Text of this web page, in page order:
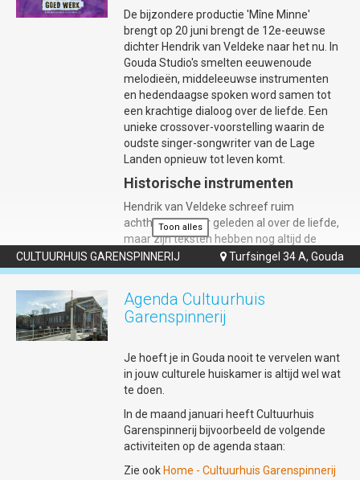
De bijzondere productie 'Mîne Minne'
brengt op 20 juni brengt de 12e-eeuwse
dichter Hendrik van Veldeke naar het nu. In
Gouda Studio's smelten eeuwenoude
melodieën, middeleeuwse instrumenten
en hedendaagse spoken word samen tot
een krachtige dialoog over de liefde. Een
unieke crossover-voorstelling waarin de
oudste singer-songwriter van de Lage
Landen opnieuw tot leven komt.
Historische instrumenten
Hendrik van Veldeke schreef ruim
achthonderd jaar geleden al over de liefde,
maar zijn teksten hebben nog altijd de
kracht om harten te raken. In 'Mîne Minne'
blazen middeleeuws muzikanten Helma
nieuw leven in. Zij leggen de muzikale basis
met historische instrumenten zoals de fluit,
Het gevecht met de oude taal
Om de brug naar het heden te slaan,
hertaalt Rik Zutphen (bekend als de
Droominee) de minneliederen naar
scherpe, hedendaagse spoken word. Met
live gestapelde klanken uit een loop station
Toon alles
CULTUURHUIS GARENSPINNERIJ  Turfsingel 34 A, Gouda
Agenda Cultuurhuis
Garenspinnerij
Je hoeft je in Gouda nooit te vervelen want
in jouw culturele huiskamer is altijd wel wat
te doen.
In de maand januari heeft Cultuurhuis
Garenspinnerij bijvoorbeeld de volgende
activiteiten op de agenda staan:
Zie ook Home - Cultuurhuis Garenspinnerij